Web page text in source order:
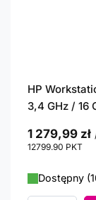
HP
3,4 GHz / 16
1 279,99 zł
12799.90 PKT
Dostępny